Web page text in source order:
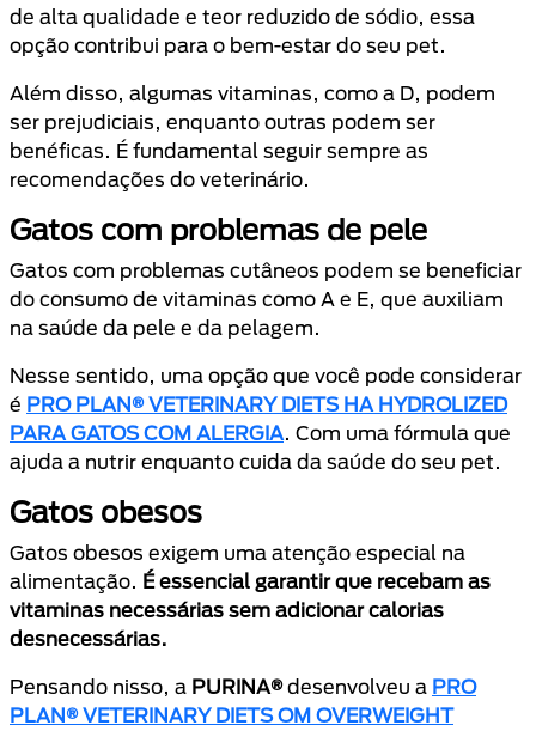
de alta qualidade e teor reduzido de sódio, essa
opção contribui para o bem-estar do seu pet.
Além disso, algumas vitaminas, como a D, podem
ser prejudiciais, enquanto outras podem ser
benéficas. É fundamental seguir sempre as
recomendações do veterinário.
Gatos com problemas de pele
Gatos com problemas cutâneos podem se beneficiar
do consumo de vitaminas como A e E, que auxiliam
na saúde da pele e da pelagem.
Nesse sentido, uma opção que você pode considerar
é PRO PLAN® VETERINARY DIETS HA HYDROLIZED
PARA GATOS COM ALERGIA. Com uma fórmula que
ajuda a nutrir enquanto cuida da saúde do seu pet.
Gatos obesos
Gatos obesos exigem uma atenção especial na
alimentação. É essencial garantir que recebam as
vitaminas necessárias sem adicionar calorias
desnecessárias.
Pensando nisso, a PURINA®desenvolveu a PRO
PLAN® VETERINARY DIETS OM OVERWEIGHT